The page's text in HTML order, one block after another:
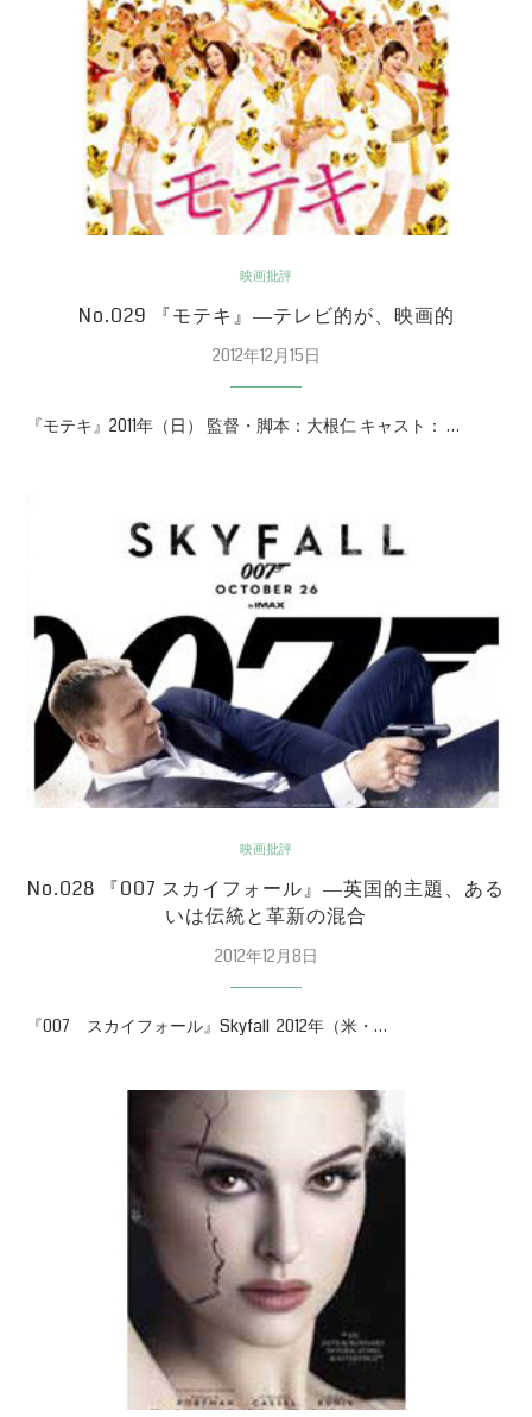
映画批評
No.029 『モテキ』―テレビ的が、映画的
2012年12月15日
『モテキ』2011年（日） 監督・脚本：大根仁 キャスト： …
映画批評
No.028 『007 スカイフォール』―英国的主題、ある
いは伝統と革新の混合
2012年12月8日
『007 スカイフォール』Skyfall 2012年（米・…